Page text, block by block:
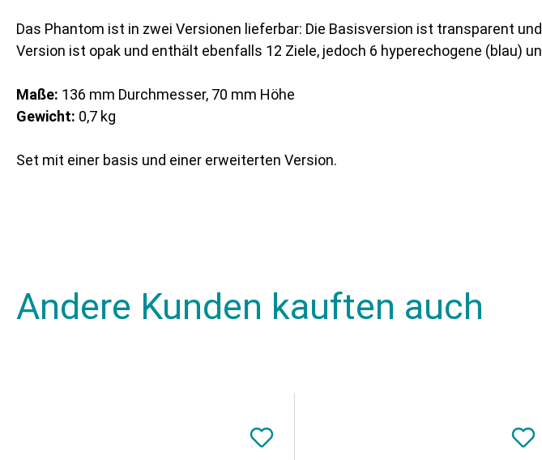
Das Phantom ist in zwei Versionen lieferbar: Die Basisversion ist transparent
Version ist opak und enthält ebenfalls 12 Ziele, jedoch 6 hyperechogene (blau)
Maße: 136 mm Durchmesser, 70 mm Höhe
Gewicht: 0,7 kg
Set mit einer basis und einer erweiterten Version.
Andere Kunden kauften auch